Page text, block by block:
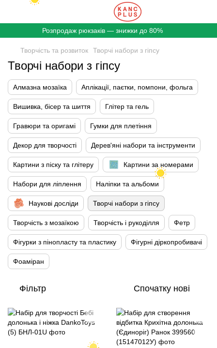
Розпродаж рюкзаків — знижки до 80%
Творчість та розвиток Творчі набори з гіпсу
Творчі набори з гіпсу
Алмазна мозаїка Аплікації, паєтки, помпони, фольга
Вишивка, бісер та шиття Глітер та гель
Гравюри та оригамі Гумки для плетіння
Декор для творчості Дерев'яні набори та інструменти
Картини з піску та глітеру Картини за номерами
Набори для ліплення Наліпки та альбоми
Наукові досліди Творчі набори з гіпсу
Творчість з мозаїкою Творчість і рукоділля Фетр
Фігурки з пінопласту та пластику Фігурні діркопробивачі
Фоаміран
Фільтр Спочатку нові